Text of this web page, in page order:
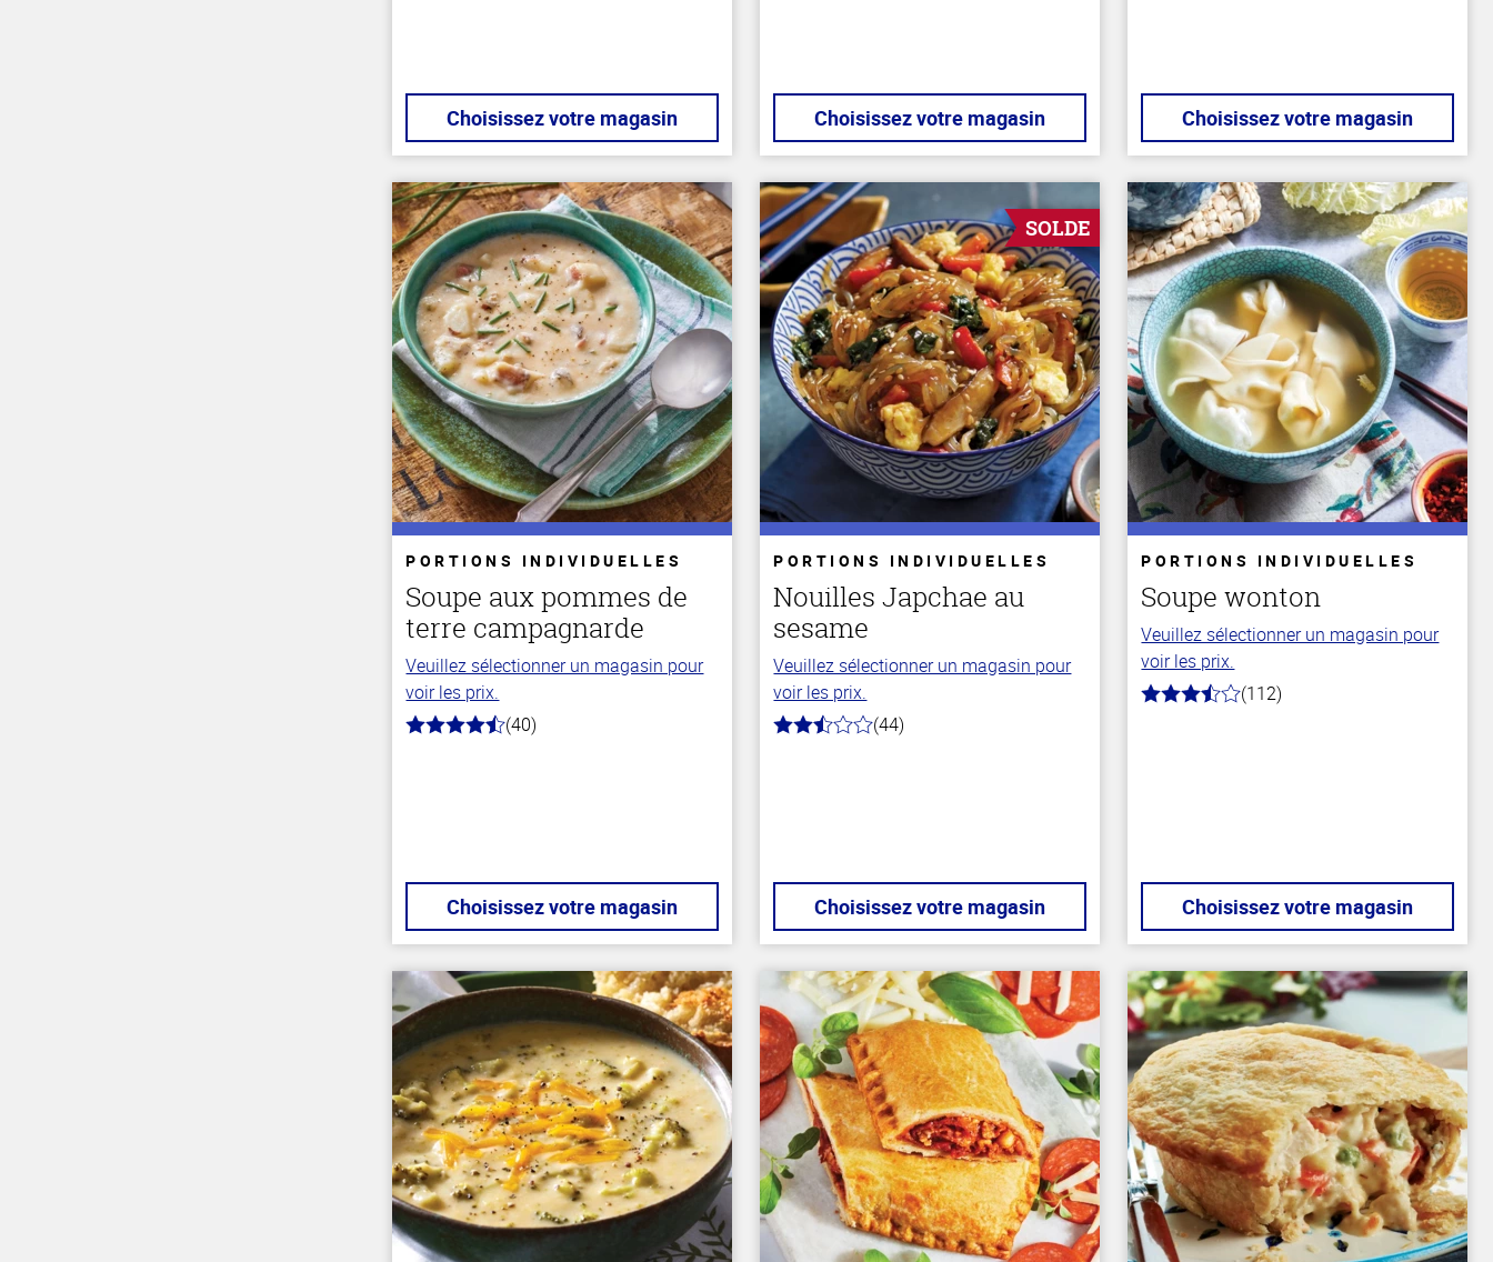
Choisissez votre magasin Choisissez votre magasin Choisissez votre magasin
PORTIONS INDIVIDUELLES
Soupe aux pommes de
terre campagnarde
Veuillez sélectionner un magasin pour
voir les prix.
4.1
(40)
Choisissez votre magasin
SOLDE
PORTIONS INDIVIDUELLES
Nouilles Japchae au
sesame
Veuillez sélectionner un magasin pour
voir les prix.
2.8
(44)
Choisissez votre magasin
PORTIONS INDIVIDUELLES
Soupe wonton
Veuillez sélectionner un magasin pour
voir les prix.
3.6
(112)
Choisissez votre magasin